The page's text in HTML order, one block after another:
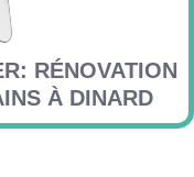
RÉNOVATION
À DINARD